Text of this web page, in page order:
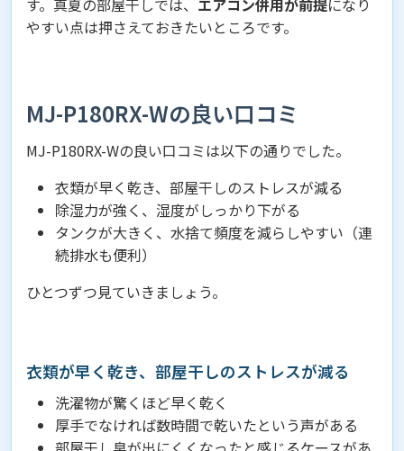
す。真夏の部屋干しでは、 エアコン併用が前提になり
やすい点は押さえておきたいところです。
MJ-P180RX-Wの良い口コミ
MJ-P180RX-Wの良い口コミは以下の通りでした。
衣類が早く乾き、部屋干しのストレスが減る
除湿力が強く、湿度がしっかり下がる
タンクが大きく、水捨て頻度を減らしやすい（連
続排水も便利）
ひとつずつ見ていきましょう。
衣類が早く乾き、部屋干しのストレスが減る
洗濯物が驚くほど早く乾く
厚手でなければ数時間で乾いたという声がある